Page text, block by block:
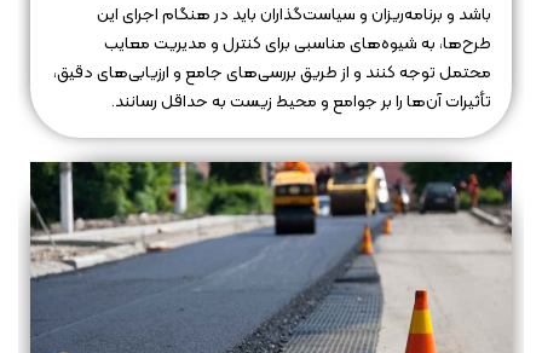
باشد و برنامه‌ریزان و سیاست‌گذاران باید در هنگام اجرای این
طرح‌ها، به شیوه‌های مناسبی برای کنترل و مدیریت معایب
محتمل توجه کنند و از طریق بررسی‌های جامع و ارزیابی‌های دقیق،
تأثیرات آن‌ها را بر جوامع و محیط زیست به حداقل رسانند.